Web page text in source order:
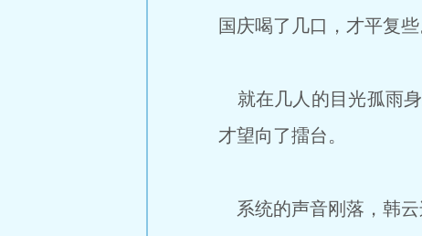
国庆喝了几口，才平复些
就在几人的目光孤雨身
才望向了擂台。
系统的声音刚落，韩云